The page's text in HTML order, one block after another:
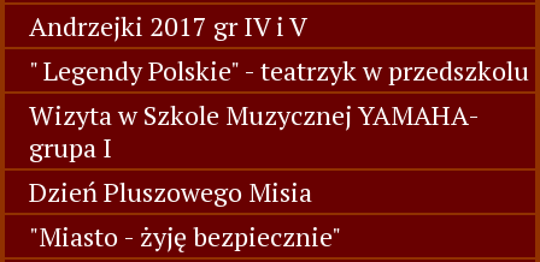
Andrzejki 2017 gr IV i V
" Legendy Polskie" - teatrzyk w przedszkolu
Wizyta w Szkole Muzycznej YAMAHA-
grupa I
Dzień Pluszowego Misia
"Miasto - żyję bezpiecznie"